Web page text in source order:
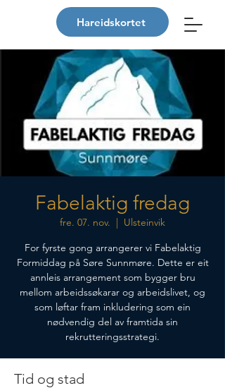
Hareidskortet
Fabelaktig fredag
fre. 07. nov.
  |
Ulsteinvik
For fyrste gong arrangerer vi Fabelaktig
Formiddag på Søre Sunnmøre. Dette er eit
annleis arrangement som bygger bru
mellom arbeidssøkarar og arbeidslivet, og
som løftar fram inkludering som ein
nødvendig del av framtida sin
rekrutteringsstrategi.
Tid og stad